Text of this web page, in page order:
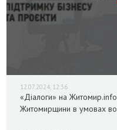
12.07.2024, 12:36
«Діалоги» на
Житомирщини в умовах